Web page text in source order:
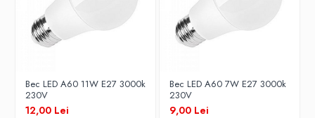
Bec LED A60 11W E27 3000k
230V
12,00 Lei
Bec LED A60 7W E27 3000k
230V
9,00 Lei